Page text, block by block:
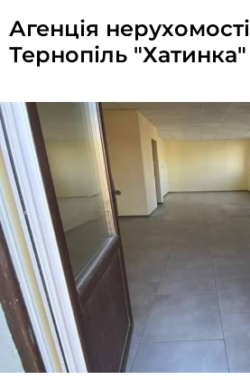
Агенція нерухомості
Тернопіль "Хатинка"